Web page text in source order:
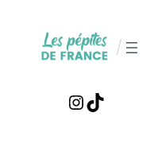
contenu
/
Instagram
TikTok